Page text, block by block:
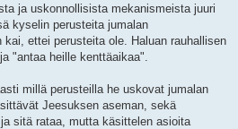
ja uskonnollisista mekanismeista juuri
kyselin perusteita jumalan
ettei perusteita ole. Haluan rauhallisen
"antaa heille kenttäaikaa".
millä perusteilla he uskovat jumalan
Jeesuksen aseman, sekä
sitä rataa, mutta käsittelen asioita